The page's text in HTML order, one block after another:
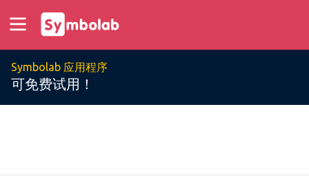
Symbolab 应用程序
可免费试用！